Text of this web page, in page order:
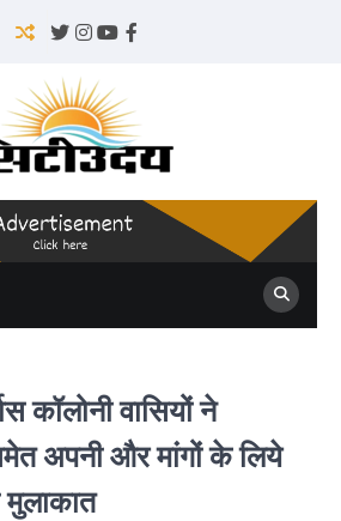
Twitter
Instagram
YouTube
Facebook
कॉलोनी वासियों ने
अपनी और मांगों के लिये